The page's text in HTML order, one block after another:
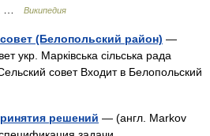
…
Википедия
(Белопольский район) —
укр. Марківська сільська рада
совет Входит в Белопольский
решений — (англ. Markov